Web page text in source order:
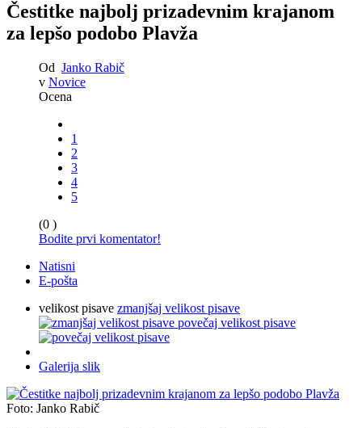
Čestitke najbolj prizadevnim krajanom
za lepšo podobo Plavža
Od Janko Rabič
v Novice
Ocena
1
2
3
4
5
(0 )
Bodite prvi komentator!
Natisni
E-pošta
velikost pisave zmanjšaj velikost pisave
povečaj velikost pisave
Galerija slik
Foto: Janko Rabič